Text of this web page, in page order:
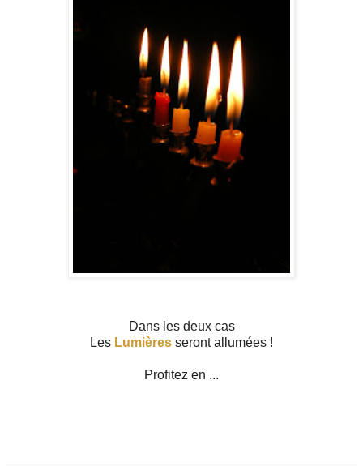
Dans les deux cas
Les Lumières seront allumées !
Profitez en ...